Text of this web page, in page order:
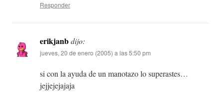
Responder
erikjanbdijo:
jueves, 20 de enero (2005) a las 5:50 pm
si con la ayuda de un manotazo lo superastes…
jejjejejajaja